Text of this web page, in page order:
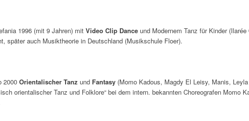
1996 (mit 9 Jahren) mit Video Clip Dance und Modernem Tanz für Kinder
später auch Musiktheorie in Deutschland (Musikschule Floer).
2000 Orientalischer Tanz und Fantasy (Momo Kadous, Magdy El Leisy, Manis,
orientalischer Tanz und Folklore“ bei dem intern. bekannten Choreografen Momo